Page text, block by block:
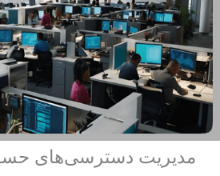
مدیریت دسترسی‌های